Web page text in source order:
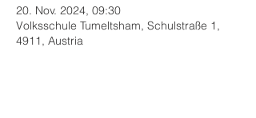
20. Nov. 2024, 09:30
Volksschule Tumeltsham, Schulstraße 1,
4911, Austria